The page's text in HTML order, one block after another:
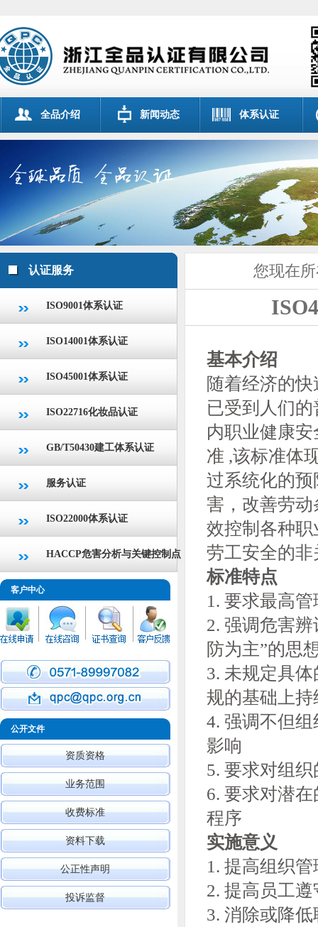
全品介绍 新闻动态 体系认证
认证服务
ISO9001体系认证
ISO14001体系认证
ISO45001体系认证
ISO22716化妆品认证
GB/T50430建工体系认证
服务认证
ISO22000体系认证
HACCP危害分析与关键控制点
客户中心
公开文件
资质资格
业务范围
收费标准
资料下载
公正性声明
投诉监督
您现在
基本介绍
随着经济的
已受到人们
内职业健康
准 ,该标准体
过系统化的
害，改善劳
效控制各种
劳工安全的
标准特点
1. 要求最高
2. 强调危害
防为主”的思
3. 未规定具
规的基础上持
4. 强调不但
影响
5. 要求对组
6. 要求对潜
程序
实施意义
1. 提高组织
2. 提高员工
3. 消除或降